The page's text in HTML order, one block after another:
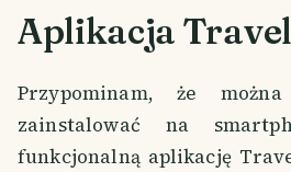
Aplikacja
Przypominam, że
zainstalować na
funkcjonalną aplikację